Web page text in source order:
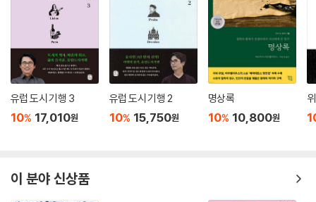
습하지 못했기 때문에 안정성에 대해 과도하게 집착하는 것이라고 해석할
수 있다. 젊은이의 도전 효능감은 달라야 한다.--- pp.508-509
개인이 자기 몸을 지각하고 관계 맺는 방식, 타인의 몸을 바라보고 평가하
는 방식은 그 몸들이 존재하는 사회문화적 맥락의 영향을 받는다. 나아가
우리가 우리 몸을 바라보는 방식은 다시 정신 건강에 영향을 미친다. 그렇
난 많은 사람들의 정신 건강을 악화시킬 가능성이 높다. 많은 경험적 연구
자존감 하락을 경험한다고 보고한다. 따라서 국민 건강을 증진하는 차원에
유럽 도시 기행 3
10% 17,010원
유럽 도시 기행 2
10% 15,750원
명상록
10% 10,800원
이 분야 신상품